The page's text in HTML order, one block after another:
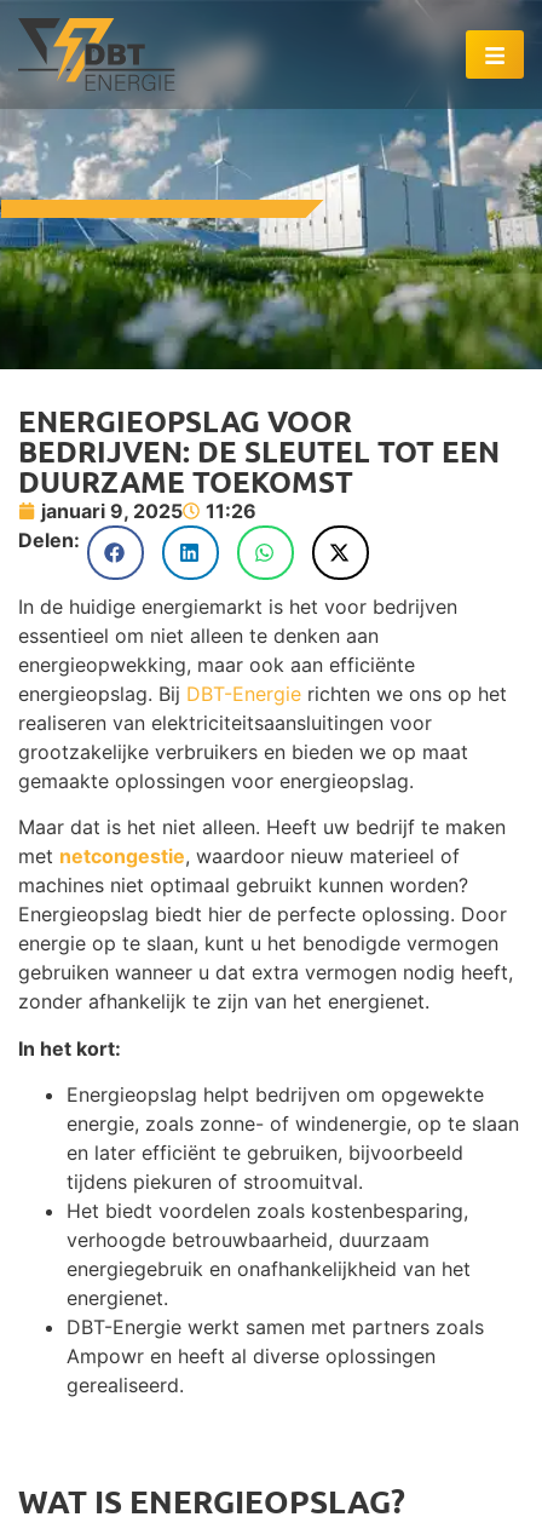
ENERGIEOPSLAG VOOR
BEDRIJVEN: DE SLEUTEL TOT EEN
DUURZAME TOEKOMST
januari 9, 2025
11:26
Delen:
In de huidige energiemarkt is het voor bedrijven
essentieel om niet alleen te denken aan
energieopwekking, maar ook aan efficiënte
energieopslag. Bij DBT-Energie richten we ons op het
realiseren van elektriciteitsaansluitingen voor
grootzakelijke verbruikers en bieden we op maat
gemaakte oplossingen voor energieopslag.
Maar dat is het niet alleen. Heeft uw bedrijf te maken
met netcongestie, waardoor nieuw materieel of
machines niet optimaal gebruikt kunnen worden?
Energieopslag biedt hier de perfecte oplossing. Door
energie op te slaan, kunt u het benodigde vermogen
gebruiken wanneer u dat extra vermogen nodig heeft,
zonder afhankelijk te zijn van het energienet.
In het kort:
Energieopslag helpt bedrijven om opgewekte
energie, zoals zonne- of windenergie, op te slaan
en later efficiënt te gebruiken, bijvoorbeeld
tijdens piekuren of stroomuitval.
Het biedt voordelen zoals kostenbesparing,
verhoogde betrouwbaarheid, duurzaam
energiegebruik en onafhankelijkheid van het
energienet.
DBT-Energie werkt samen met partners zoals
Ampowr en heeft al diverse oplossingen
gerealiseerd.
WAT IS ENERGIEOPSLAG?